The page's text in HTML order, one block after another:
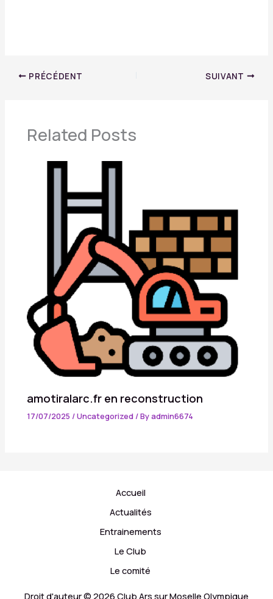
PRÉCÉDENT SUIVANT
Related Posts
amotiralarc.fr en reconstruction
17/07/2025 /Uncategorized / Byadmin6674
Accueil
Actualités
Entrainements
Le Club
Le comité
Droit d'auteur © 2026 Club Ars sur Moselle Olympique